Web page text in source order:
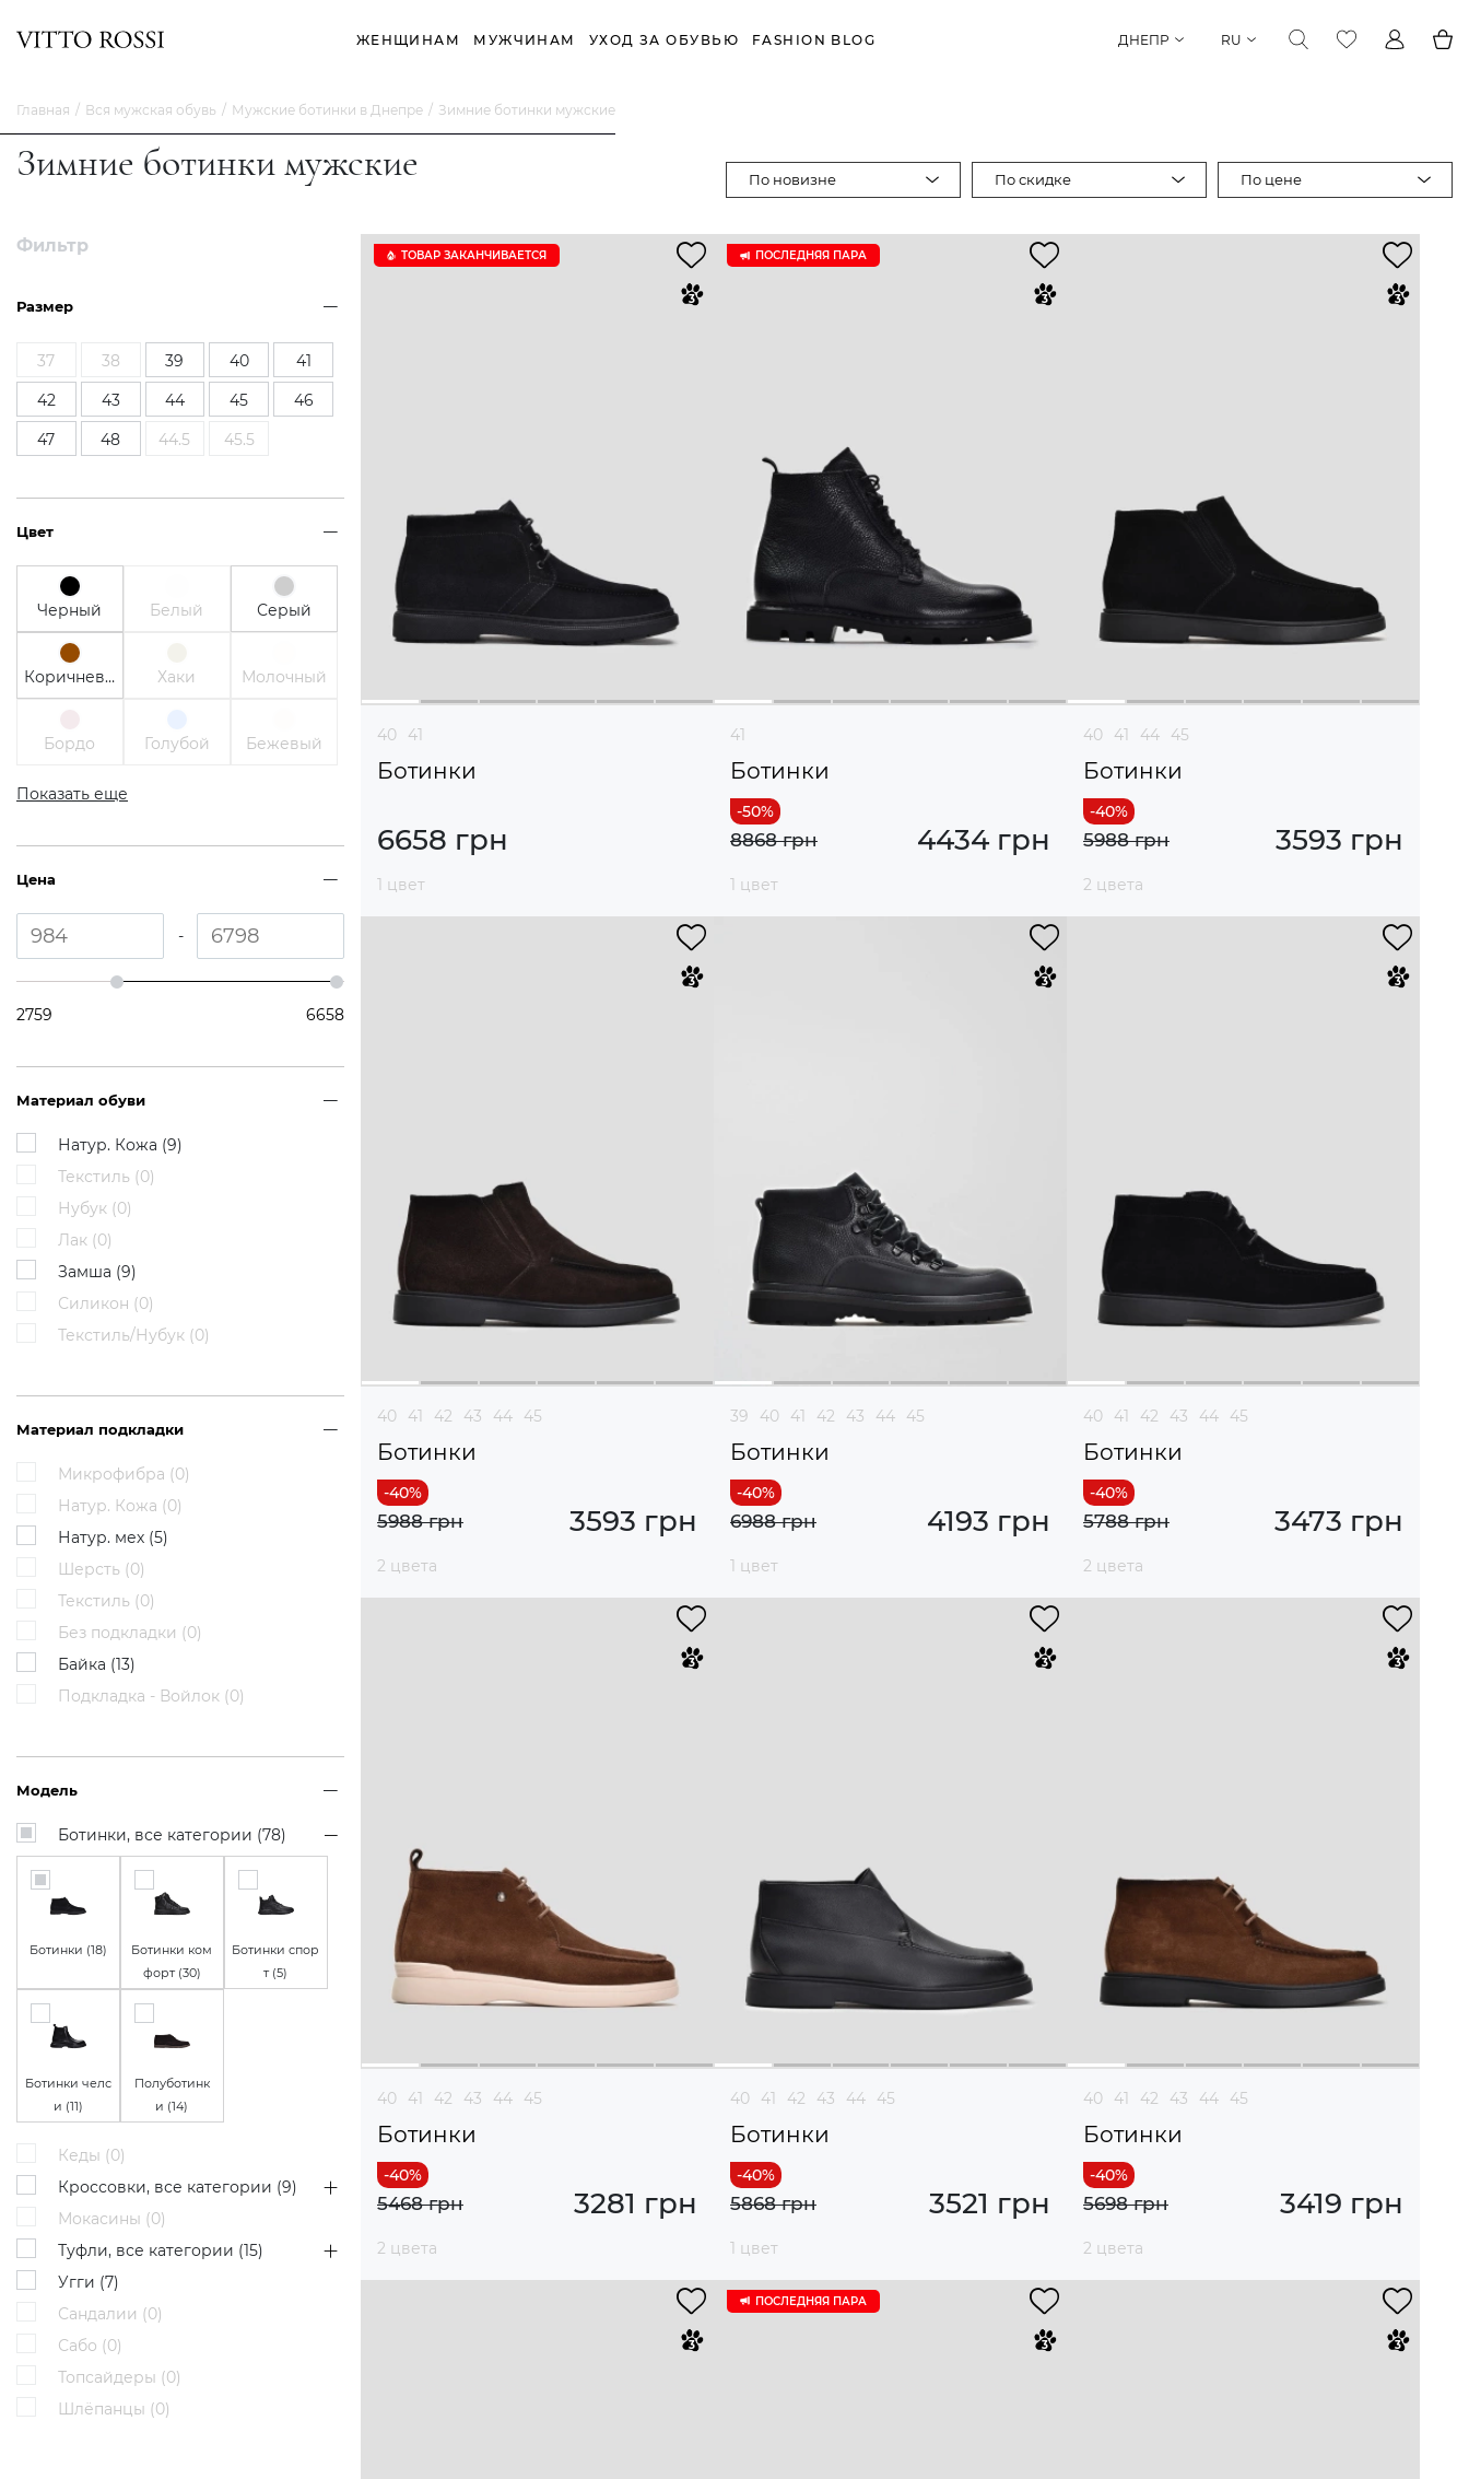
ЖЕНЩИНАМ МУЖЧИНАМ УХОД ЗА ОБУВЬЮ FASHION BLOG ДНЕПР RU
Главная Вся мужская обувь Мужские ботинки в Днепре Зимние ботинки мужские
Зимние ботинки мужские По новизне По скидке По цене
Фильтр
Размер
37 38 39 40
41
42
43 44 45
46
47
48 44.5 45.5
Цвет
Черный Белый Серый
Коричневый Хаки Молочный
Бордо Голубой Бежевый
Показать еще
Цена
-
2759 6658
Материал обуви
Натур. Кожа (9)
Текстиль (0)
Нубук (0)
Лак (0)
Замша (9)
Силикон (0)
Текстиль/Нубук (0)
Материал подкладки
Микрофибра (0)
Натур. Кожа (0)
Натур. мех (5)
Шерсть (0)
Текстиль (0)
Без подкладки (0)
Байка (13)
Подкладка - Войлок (0)
Модель
Ботинки, все категории (78)
Ботинки (18)
Ботинки ком
форт (30)
Ботинки спор
т (5)
Ботинки челс
и (11)
Полуботинк
и (14)
Кеды (0)
Кроссовки, все категории (9)
Мокасины (0)
Туфли, все категории (15)
Угги (7)
Сандалии (0)
Сабо (0)
Топсайдеры (0)
Шлёпанцы (0)
ТОВАР ЗАКАНЧИВАЕТСЯ
40 41
Ботинки
6658 грн
1 цвет
ПОСЛЕДНЯЯ ПАРА
41
Ботинки
4434 грн
8868 грн
1 цвет
40 41 44 45
Ботинки
3593 грн
5988 грн
2 цвета
40 41 42 43 44 45
Ботинки
3593 грн
5988 грн
2 цвета
39 40 41 42 43 44 45
Ботинки
4193 грн
6988 грн
1 цвет
40 41 42 43 44 45
Ботинки
3473 грн
5788 грн
2 цвета
40 41 42 43 44 45
Ботинки
3281 грн
5468 грн
2 цвета
40 41 42 43 44 45
Ботинки
3521 грн
5868 грн
1 цвет
40 41 42 43 44 45
Ботинки
3419 грн
5698 грн
2 цвета
ПОСЛЕДНЯЯ ПАРА